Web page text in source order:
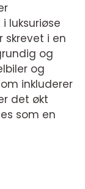
luksuriøse
skrevet i en
og
og
inkluderer
det økt
som en